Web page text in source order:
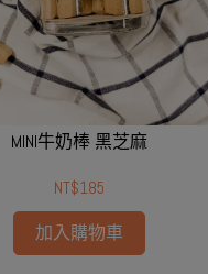
MINI牛奶棒 黑芝麻
NT$185
加入購物車